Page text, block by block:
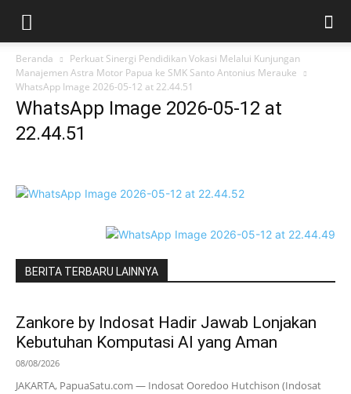
Beranda
Perkuat Sinergi Pendidikan Vokasi Melalui Kunjungan
Manajemen Astra Motor Papua ke SMK Santo Antonius Merauke
WhatsApp Image 2026-05-12 at 22.44.51
WhatsApp Image 2026-05-12 at
22.44.51
BERITA TERBARU LAINNYA
Zankore by Indosat Hadir Jawab Lonjakan
Kebutuhan Komputasi AI yang Aman
08/08/2026
JAKARTA, PapuaSatu.com — Indosat Ooredoo Hutchison (Indosat